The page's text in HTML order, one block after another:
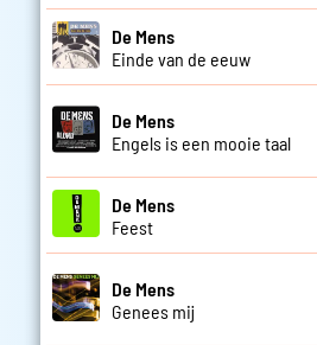
De Mens
Einde van de eeuw
De Mens
Engels is een mooie taal
De Mens
Feest
De Mens
Genees mij